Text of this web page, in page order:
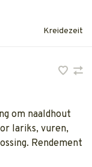
Kreidezeit
om naaldhout
lariks, vuren,
Rendement